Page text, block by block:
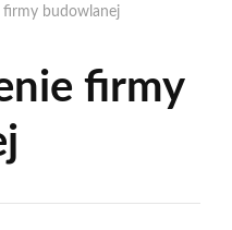
firmy budowlanej
firmy